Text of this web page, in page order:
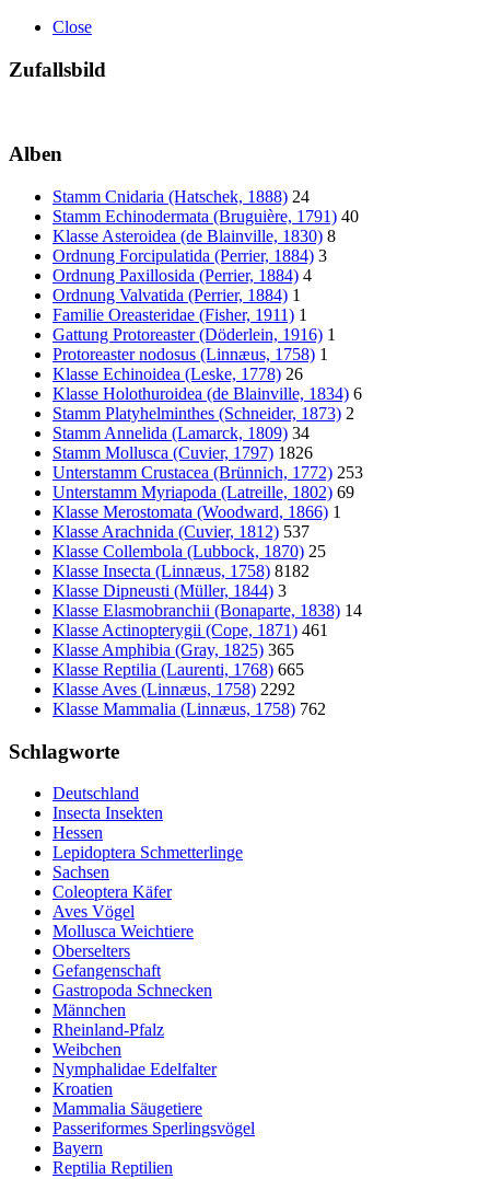
Close
Zufallsbild
Alben
Stamm Cnidaria (Hatschek, 1888) 24
Stamm Echinodermata (Bruguière, 1791) 40
Klasse Asteroidea (de Blainville, 1830) 8
Ordnung Forcipulatida (Perrier, 1884) 3
Ordnung Paxillosida (Perrier, 1884) 4
Ordnung Valvatida (Perrier, 1884) 1
Familie Oreasteridae (Fisher, 1911) 1
Gattung Protoreaster (Döderlein, 1916) 1
Protoreaster nodosus (Linnæus, 1758) 1
Klasse Echinoidea (Leske, 1778) 26
Klasse Holothuroidea (de Blainville, 1834) 6
Stamm Platyhelminthes (Schneider, 1873) 2
Stamm Annelida (Lamarck, 1809) 34
Stamm Mollusca (Cuvier, 1797) 1826
Unterstamm Crustacea (Brünnich, 1772) 253
Unterstamm Myriapoda (Latreille, 1802) 69
Klasse Merostomata (Woodward, 1866) 1
Klasse Arachnida (Cuvier, 1812) 537
Klasse Collembola (Lubbock, 1870) 25
Klasse Insecta (Linnæus, 1758) 8182
Klasse Dipneusti (Müller, 1844) 3
Klasse Elasmobranchii (Bonaparte, 1838) 14
Klasse Actinopterygii (Cope, 1871) 461
Klasse Amphibia (Gray, 1825) 365
Klasse Reptilia (Laurenti, 1768) 665
Klasse Aves (Linnæus, 1758) 2292
Klasse Mammalia (Linnæus, 1758) 762
Schlagworte
Deutschland
Insecta Insekten
Hessen
Lepidoptera Schmetterlinge
Sachsen
Coleoptera Käfer
Aves Vögel
Mollusca Weichtiere
Oberselters
Gefangenschaft
Gastropoda Schnecken
Männchen
Rheinland-Pfalz
Weibchen
Nymphalidae Edelfalter
Kroatien
Mammalia Säugetiere
Passeriformes Sperlingsvögel
Bayern
Reptilia Reptilien